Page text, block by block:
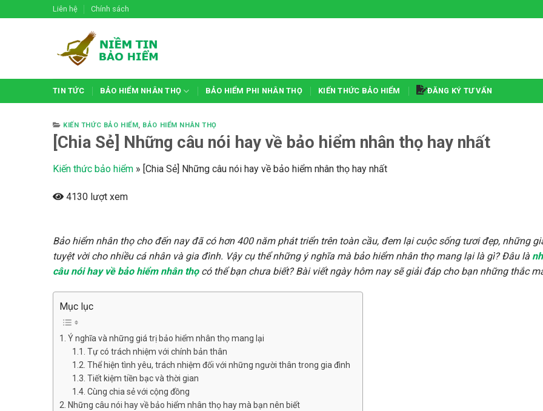
to
Liên hệ Chính sách
TIN TỨC BẢO HIỂM NHÂN THỌ BẢO HIỂM PHI NHÂN THỌ KIẾN THỨC BẢO HIỂM ĐĂNG KÝ TƯ VẤN
KIẾN THỨC BẢO HIỂM, BẢO HIỂM NHÂN THỌ
[Chia Sẻ] Những câu nói hay về bảo hiểm nhân thọ hay nhất
Kiến thức bảo hiểm » [Chia Sẻ] Những câu nói hay về bảo hiểm nhân thọ hay nhất
4130 lượt xem
Bảo hiểm nhân thọ cho đến nay đã có hơn 400 năm phát triển trên toàn cầu, đem lại cuộc sống tươi đẹp, những
tuyệt vời cho nhiều cá nhân và gia đình. Vậy cụ thể những ý nghĩa mà bảo hiểm nhân thọ mang lại là gì? Đâu là
câu nói hay về bảo hiểm nhân thọcó thể bạn chưa biết? Bài viết ngày hôm nay sẽ giải đáp cho bạn những thắc
Mục lục
Ý nghĩa và những giá trị bảo hiểm nhân thọ mang lại
Tự có trách nhiệm với chính bản thân
Thể hiện tình yêu, trách nhiệm đối với những người thân trong gia đình
Tiết kiệm tiền bạc và thời gian
Cùng chia sẻ với cộng đồng
Những câu nói hay về bảo hiểm nhân thọ hay mà bạn nên biết